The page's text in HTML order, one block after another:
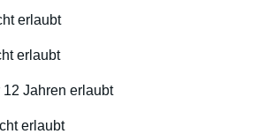
erlaubt
erlaubt
12 Jahren erlaubt
erlaubt